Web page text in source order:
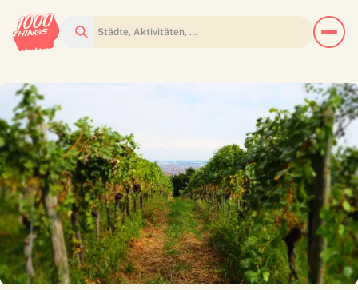
Suchen